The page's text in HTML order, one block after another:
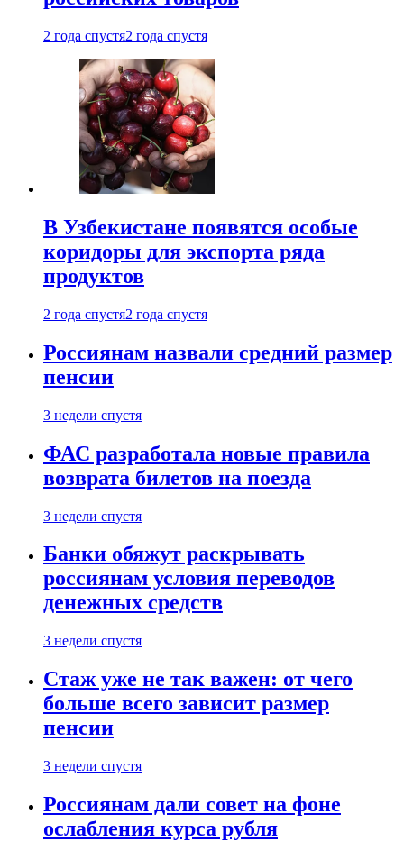
2 года спустя2 года спустя
В Узбекистане появятся особые
коридоры для экспорта ряда
продуктов
2 года спустя2 года спустя
Россиянам назвали средний размер
пенсии
3 недели спустя
ФАС разработала новые правила
возврата билетов на поезда
3 недели спустя
Банки обяжут раскрывать
россиянам условия переводов
денежных средств
3 недели спустя
Стаж уже не так важен: от чего
больше всего зависит размер
пенсии
3 недели спустя
Россиянам дали совет на фоне
ослабления курса рубля